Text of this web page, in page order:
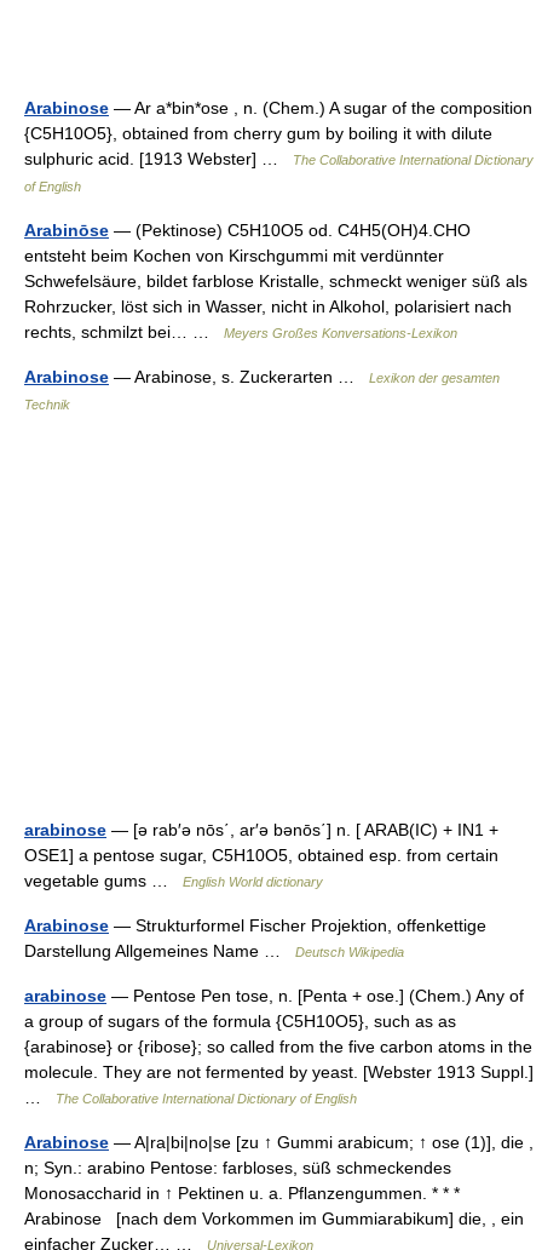
Arabinose — Ar a*bin*ose , n. (Chem.) A sugar of the composition
{C5H10O5}, obtained from cherry gum by boiling it with dilute
sulphuric acid. [1913 Webster] …
The Collaborative International Dictionary
of English
Arabinōse — (Pektinose) C5H10O5 od. C4H5(OH)4.CHO
entsteht beim Kochen von Kirschgummi mit verdünnter
Schwefelsäure, bildet farblose Kristalle, schmeckt weniger süß als
Rohrzucker, löst sich in Wasser, nicht in Alkohol, polarisiert nach
rechts, schmilzt bei… …
Meyers Großes Konversations-Lexikon
Arabinose — Arabinose, s. Zuckerarten …
Lexikon der gesamten
Technik
arabinose — [ə rab′ə nōs΄, ar′ə bənōs΄] n. [ ARAB(IC) + IN1 +
OSE1] a pentose sugar, C5H10O5, obtained esp. from certain
vegetable gums …
English World dictionary
Arabinose — Strukturformel Fischer Projektion, offenkettige
Darstellung Allgemeines Name …
Deutsch Wikipedia
arabinose — Pentose Pen tose, n. [Penta + ose.] (Chem.) Any of
a group of sugars of the formula {C5H10O5}, such as as
{arabinose} or {ribose}; so called from the five carbon atoms in the
molecule. They are not fermented by yeast. [Webster 1913 Suppl.]
The Collaborative International Dictionary of English
Arabinose — A|ra|bi|no|se [zu ↑ Gummi arabicum; ↑ ose (1)], die ,
n; Syn.: arabino Pentose: farbloses, süß schmeckendes
Monosaccharid in ↑ Pektinen u. a. Pflanzengummen. * * *
Arabinose [nach dem Vorkommen im Gummiarabikum] die, , ein
einfacher Zucker… …
Universal-Lexikon